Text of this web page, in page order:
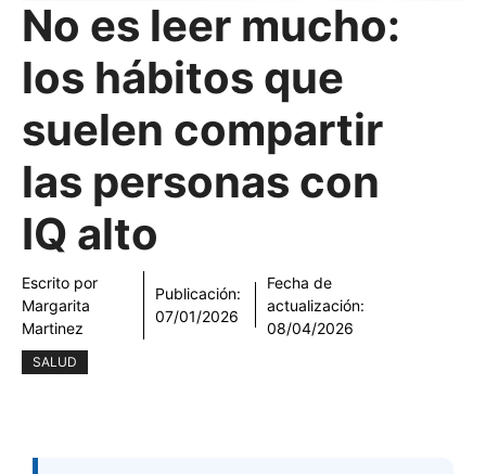
No es leer mucho:
los hábitos que
suelen compartir
las personas con
IQ alto
Escrito por
Margarita
Martinez
Publicación:
07/01/2026
Fecha de
actualización:
08/04/2026
SALUD